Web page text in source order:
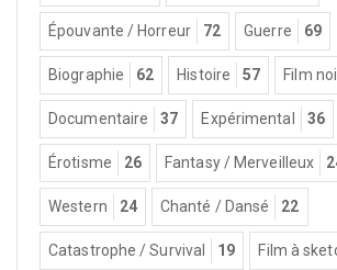
Épouvante / Horreur 72 Guerre 69
Biographie 62 Histoire 57 Film
Documentaire 37 Expérimental 36
Érotisme 26 Fantasy / Merveilleux
Western 24 Chanté / Dansé 22
Catastrophe / Survival 19 Film à